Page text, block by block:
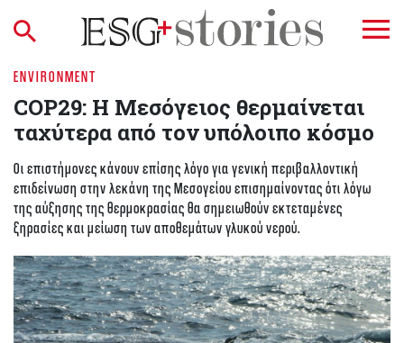
ENVIRONMENT
COP29: Η Μεσόγειος θερμαίνεται
ταχύτερα από τον υπόλοιπο κόσμο
Οι επιστήμονες κάνουν επίσης λόγο για γενική περιβαλλοντική
επιδείνωση στην λεκάνη της Μεσογείου επισημαίνοντας ότι λόγω
της αύξησης της θερμοκρασίας θα σημειωθούν εκτεταμένες
ξηρασίες και μείωση των αποθεμάτων γλυκού νερού.